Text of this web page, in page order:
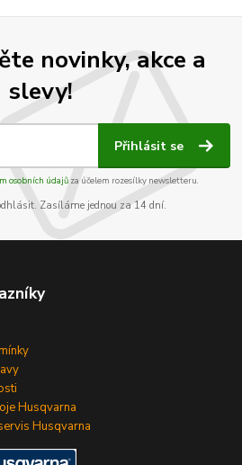
novinky, akce a
slevy!
Přihlásit se
osobních údajůza účelem rozesílky newsletteru.
Zasíláme jednou za 14 dní.
Husqvarna
Husqvarna